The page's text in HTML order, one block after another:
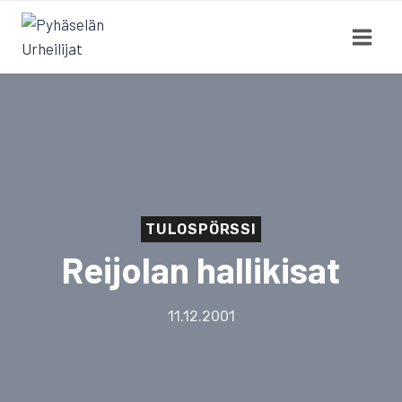
Siirry
sisältöön
TULOSPÖRSSI
Reijolan hallikisat
11.12.2001